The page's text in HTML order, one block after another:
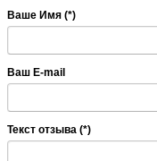
Ваше Имя (*)
Ваш E-mail
Текст отзыва (*)